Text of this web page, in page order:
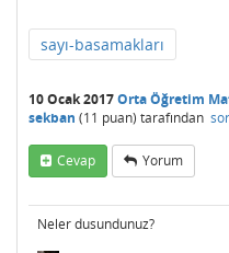
sayı-basamakları
10 Ocak 2017Orta Öğretim
sekban (11 puan) tarafından
Cevap Yorum
Neler dusundunuz?